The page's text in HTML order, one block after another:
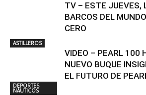
TV – ESTE JUEVES,
BARCOS DEL
CERO
ASTILLEROS
VIDEO – PEARL 100
NUEVO BUQUE
EL FUTURO DE
DEPORTES
NÁUTICOS